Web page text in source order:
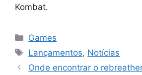
Kombat.
Categorias
Games
Tags
Lançamentos, Notícias
Onde encontrar o